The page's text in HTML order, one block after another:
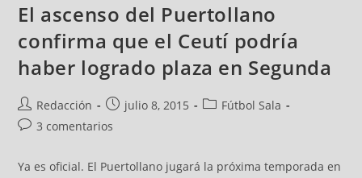
El ascenso del Puertollano
confirma que el Ceutí podría
haber logrado plaza en Segunda
Redacción julio 8, 2015
Fútbol Sala
3 comentarios
Ya es oficial. El Puertollano jugará la próxima temporada en